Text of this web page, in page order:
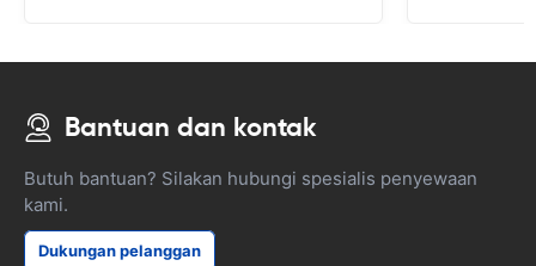
Bantuan dan kontak
Butuh bantuan? Silakan hubungi spesialis penyewaan
kami.
Dukungan pelanggan